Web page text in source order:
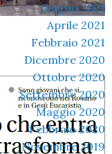
Giugno 2021
Aprile 2021
Febbraio 2021
Dicembre 2020
Ottobre 2020
Settembre 2020
Maggio 2020
Febbraio 2020
Novembre 2019